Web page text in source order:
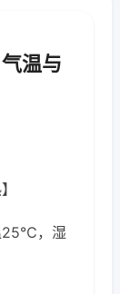
温与
25℃，湿